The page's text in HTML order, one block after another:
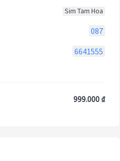
Sim Tam Hoa
087
6641555
999.000 ₫